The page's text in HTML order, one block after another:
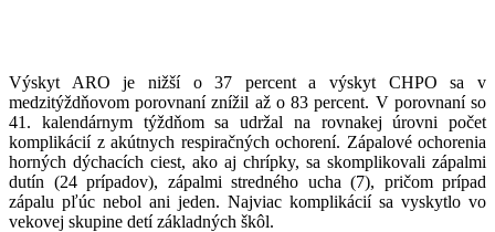
Výskyt ARO je nižší o 37 percent a výskyt CHPO sa v
medzitýždňovom porovnaní znížil až o 83 percent. V porovnaní so
41. kalendárnym týždňom sa udržal na rovnakej úrovni počet
komplikácií z akútnych respiračných ochorení. Zápalové ochorenia
horných dýchacích ciest, ako aj chrípky, sa skomplikovali zápalmi
dutín (24 prípadov), zápalmi stredného ucha (7), pričom prípad
zápalu pľúc nebol ani jeden. Najviac komplikácií sa vyskytlo vo
vekovej skupine detí základných škôl.